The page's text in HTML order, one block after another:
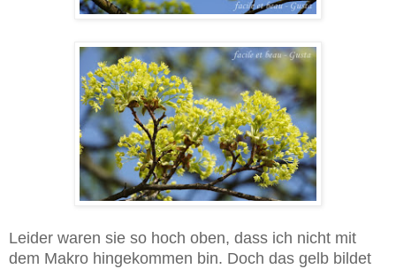
Leider waren sie so hoch oben, dass ich nicht mit
dem Makro hingekommen bin. Doch das gelb bildet